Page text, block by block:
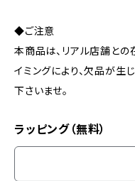
◆ご注意
本商品は、リアル店舗と
イミングにより、欠品が生
下さいませ。
ラッピング（無料）